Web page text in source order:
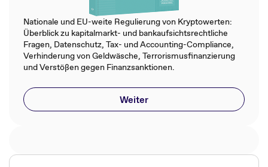
Nationale und EU-weite Regulierung von Kryptowerten:
Überblick zu kapitalmarkt- und bankaufsichtsrechtliche
Fragen, Datenschutz, Tax- und Accounting-Compliance,
Verhinderung von Geldwäsche, Terrorismusfinanzierung
und Verstößen gegen Finanzsanktionen​.​
Weiter